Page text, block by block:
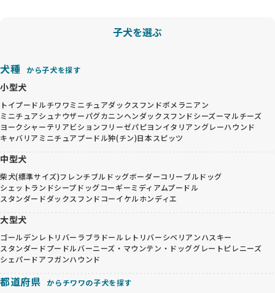
子犬を選ぶ
犬種 から子犬を探す
小型犬
トイプードルチワワミニチュアダックスフンドポメラニアン
ミニチュアシュナウザーパグカニンヘンダックスフンドシーズーマルチーズ
ヨークシャーテリアビションフリーゼパピヨンイタリアングレーハウンド
キャバリア ミニチュアプードル狆(チン)日本スピッツ
中型犬
柴犬(標準サイズ)フレンチブルドッグボーダーコリーブルドッグ
シェットランドシープドッグコーギーミディアムプードル
スタンダードダックスフンドコーイケルホンディエ
大型犬
ゴールデンレトリバー ラブラドールレトリバーシベリアンハスキー
スタンダードプードルバーニーズ・マウンテン・ドッググレートピレニーズ
シェパードアフガンハウンド
都道府県 からチワワの子犬を探す